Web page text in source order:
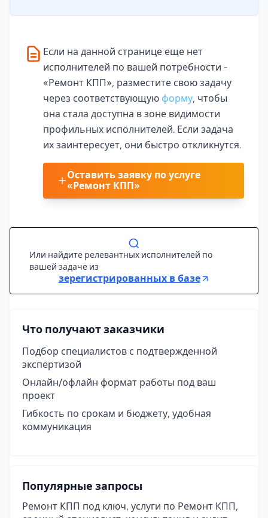
Если на данной странице еще нет
исполнителей по вашей потребности -
«Ремонт КПП», разместите свою задачу
через соответствующую форму, чтобы
она стала доступна в зоне видимости
профильных исполнителей. Если задача
их заинтересует, они быстро откликнутся.
Оставить заявку по услуге
«Ремонт КПП»
Или найдите релевантных исполнителей по
вашей задаче из
зерегистрированных в базе
Что получают заказчики
Подбор специалистов с подтвержденной
экспертизой
Онлайн/офлайн формат работы под ваш
проект
Гибкость по срокам и бюджету, удобная
коммуникация
Популярные запросы
Ремонт КПП под ключ, услуги по Ремонт КПП,